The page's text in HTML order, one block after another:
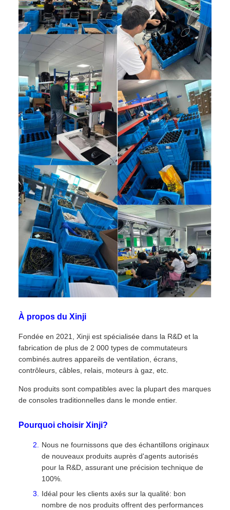
À propos du Xinji
Fondée en 2021, Xinji est spécialisée dans la R&D et la
fabrication de plus de 2 000 types de commutateurs
combinés.autres appareils de ventilation, écrans,
contrôleurs, câbles, relais, moteurs à gaz, etc.
Nos produits sont compatibles avec la plupart des marques
de consoles traditionnelles dans le monde entier.
Pourquoi choisir Xinji?
Nous ne fournissons que des échantillons originaux
de nouveaux produits auprès d'agents autorisés
pour la R&D, assurant une précision technique de
100%.
Idéal pour les clients axés sur la qualité: bon
nombre de nos produits offrent des performances